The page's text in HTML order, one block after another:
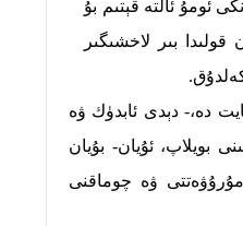
ئومۇ ئالتە قېتىم بۇ
بىر لاخشىگىر
دە،- دېدى ئابدۈك ۋە
بويلاپ، ئۇيان- بۇيان
ۋە چوماقنى